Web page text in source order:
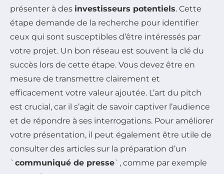
présenter à des investisseurs potentiels. Cette
étape demande de la recherche pour identifier
ceux qui sont susceptibles d’être intéressés par
votre projet. Un bon réseau est souvent la clé du
succès lors de cette étape. Vous devez être en
mesure de transmettre clairement et
efficacement votre valeur ajoutée. L’art du pitch
est crucial, car il s’agit de savoir captiver l’audience
et de répondre à ses interrogations. Pour améliorer
votre présentation, il peut également être utile de
consulter des articles sur la préparation d’un
` communiqué de presse`, comme par exemple